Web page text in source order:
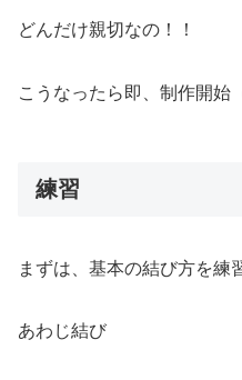
どんだけ親切なの！！
こうなったら即、制作開始
練習
まずは、基本の結び方を練
あわじ結び